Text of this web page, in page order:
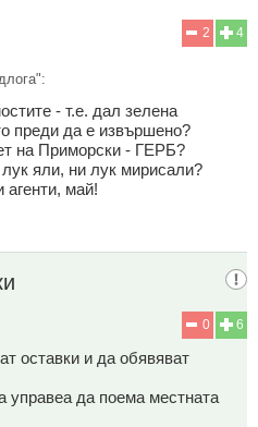
4
2
- т.е. дал зелена
преди да е извършено?
на Приморски - ГЕРБ?
яли, ни лук мирисали?
агенти, май!
6
0
оставки и да обявяват
управеа да поема местната